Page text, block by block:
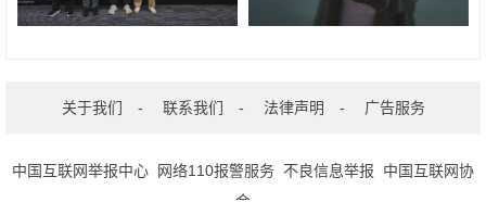
关于我们 - 联系我们 - 法律声明 - 广告服务
中国互联网举报中心 网络110报警服务 不良信息举报
中国互联网协